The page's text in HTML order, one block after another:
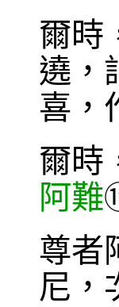
爾時
遶，
喜，
爾時
阿難
尊者
尼，